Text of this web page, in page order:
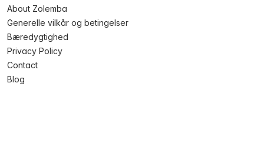
About Zolemba
Generelle vilkår og betingelser
Bæredygtighed
Privacy Policy
Contact
Blog